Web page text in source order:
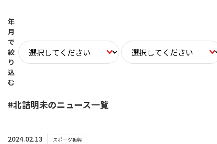
年
月
で
絞
り
込
む
#北詰明未のニュース一覧
2024.02.13 スポーツ振興